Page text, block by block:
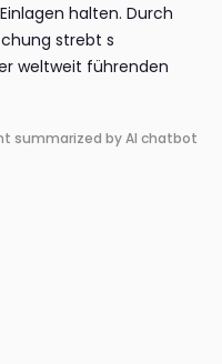
halten. Durch
strebt s
weltweit führenden
summarized by AI chatbot